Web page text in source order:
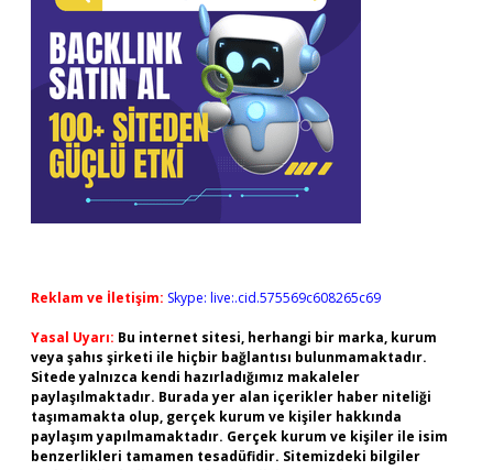
Reklam ve İletişim: Skype: live:.cid.575569c608265c69
Yasal Uyarı: Bu internet sitesi, herhangi bir marka, kurum
veya şahıs şirketi ile hiçbir bağlantısı bulunmamaktadır.
Sitede yalnızca kendi hazırladığımız makaleler
paylaşılmaktadır. Burada yer alan içerikler haber niteliği
taşımamakta olup, gerçek kurum ve kişiler hakkında
paylaşım yapılmamaktadır. Gerçek kurum ve kişiler ile isim
benzerlikleri tamamen tesadüfidir. Sitemizdeki bilgiler